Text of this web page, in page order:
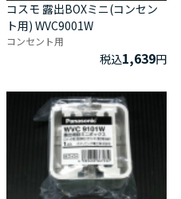
コスモ 露出BOXミニ(コンセン
ト用) WVC9001W
コンセント用
税込1,639円